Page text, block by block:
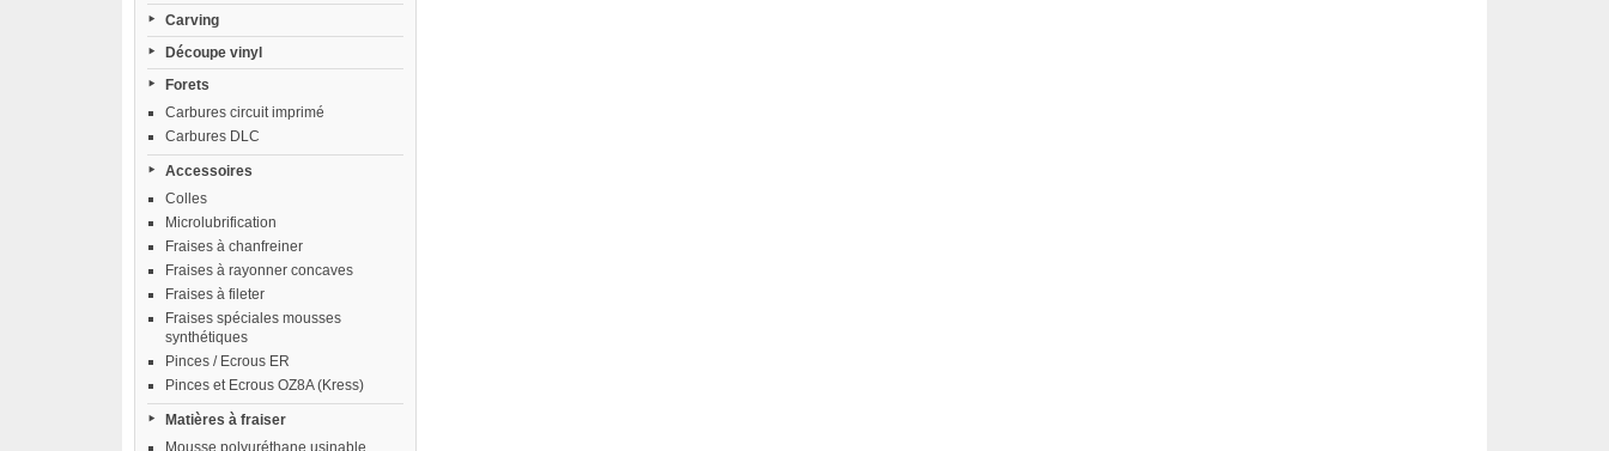
Carving
Découpe vinyl
Forets
Carbures circuit imprimé
Carbures DLC
Accessoires
Colles
Microlubrification
Fraises à chanfreiner
Fraises à rayonner concaves
Fraises à fileter
Fraises spéciales mousses
synthétiques
Pinces / Ecrous ER
Pinces et Ecrous OZ8A (Kress)
Matières à fraiser
Mousse polyuréthane usinable